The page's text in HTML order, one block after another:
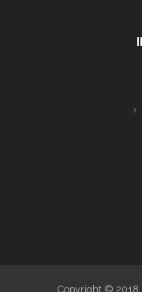
Copyright © 2018